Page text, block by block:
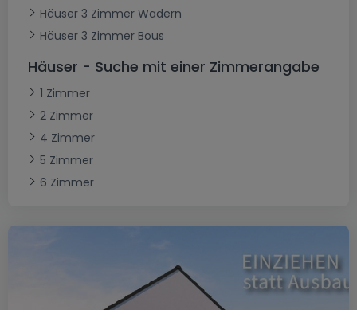
Häuser 3 Zimmer Wadern
Häuser 3 Zimmer Bous
Häuser - Suche mit einer Zimmerangabe
1 Zimmer
2 Zimmer
4 Zimmer
5 Zimmer
6 Zimmer